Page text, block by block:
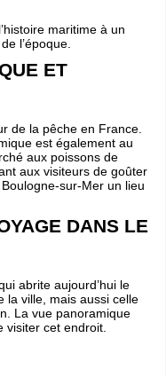
maritime à un
l’époque.
ET
de la pêche en France.
est également au
aux poissons de
aux visiteurs de goûter
sur-Mer un lieu
DANS LE
abrite aujourd’hui le
la ville, mais aussi celle
La vue panoramique
cet endroit.